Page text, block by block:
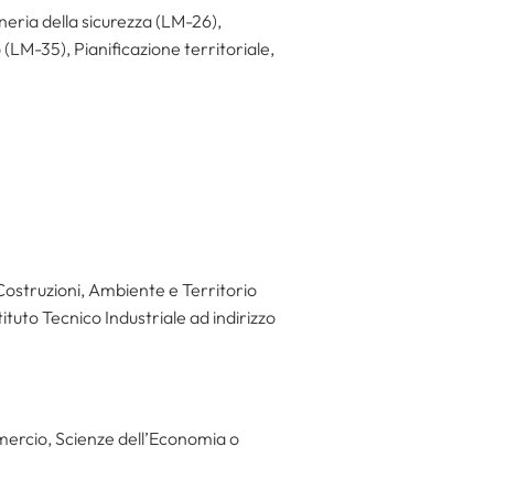
della sicurezza (LM-26),
35), Pianificazione territoriale,
Ambiente e Territorio
Tecnico Industriale ad indirizzo
Scienze dell’Economia o